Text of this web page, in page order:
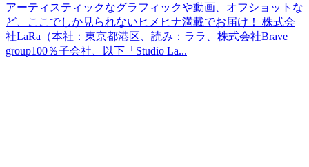
アーティスティックなグラフィックや動画、オフショットな
ど、ここでしか見られないヒメヒナ満載でお届け！ 株式会
社LaRa（本社：東京都港区、読み：ララ、株式会社Brave
group100％子会社、以下「Studio La...